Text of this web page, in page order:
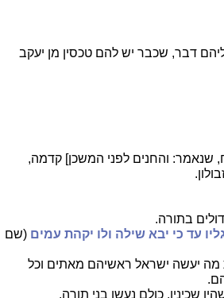
דבר, שכבר יש להם טכסין מן יעקב
שנאמר: והחנים לפני המשכן] קדמה,
בתורה.
עד כי יבא שילה ולו יקהת עמים (שם
מה יעשה ישראל ראשיהם מאתים וכל
שכיניו, כולם נעשו בני תורה.